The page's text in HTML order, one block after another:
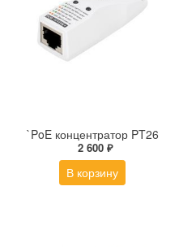
`PoE концентратор PT26
2 600 ₽
В корзину